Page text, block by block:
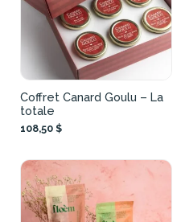
Coffret Canard Goulu – La
totale
108,50 $